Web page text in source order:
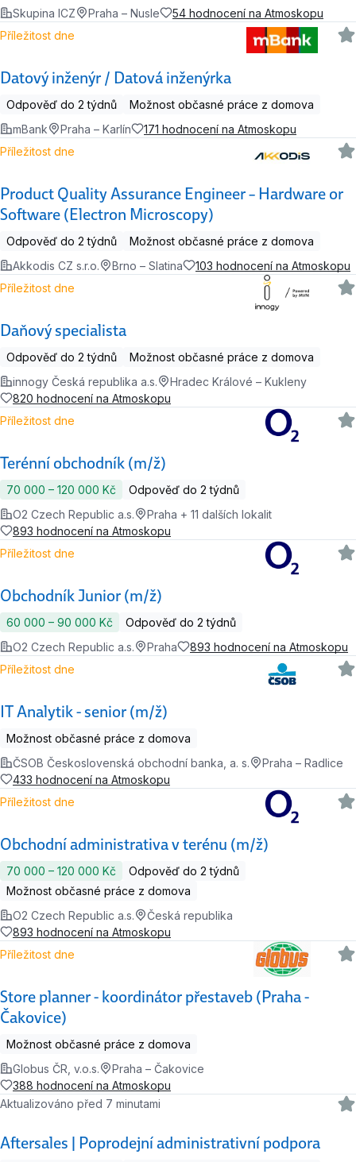
Skupina ICZ Praha – Nusle 54 hodnocení na Atmoskopu
Datový inženýr / Datová inženýrka
Příležitost dne
Odpověď do 2 týdnů
Možnost občasné práce z domova
mBank
Praha – Karlín 171 hodnocení na Atmoskopu
Product Quality Assurance Engineer – Hardware or
Software (Electron Microscopy)
Příležitost dne
Odpověď do 2 týdnů
Možnost občasné práce z domova
Akkodis CZ s.r.o.
Brno – Slatina 103 hodnocení na Atmoskopu
Daňový specialista
Příležitost dne
Odpověď do 2 týdnů
Možnost občasné práce z domova
innogy Česká republika a.s.
Hradec Králové – Kukleny
820 hodnocení na Atmoskopu
Terénní obchodník (m/ž)
Příležitost dne
70 000 ‍–‍ 120 000 Kč
Odpověď do 2 týdnů
O2 Czech Republic a.s.
Praha + 11 dalších lokalit
893 hodnocení na Atmoskopu
Obchodník Junior (m/ž)
Příležitost dne
60 000 ‍–‍ 90 000 Kč
Odpověď do 2 týdnů
O2 Czech Republic a.s.
Praha 893 hodnocení na Atmoskopu
IT Analytik - senior (m/ž)
Příležitost dne
Možnost občasné práce z domova
ČSOB Československá obchodní banka, a. s.
Praha – Radlice
433 hodnocení na Atmoskopu
Obchodní administrativa v terénu (m/ž)
Příležitost dne
70 000 ‍–‍ 120 000 Kč
Odpověď do 2 týdnů
Možnost občasné práce z domova
O2 Czech Republic a.s.
Česká republika
893 hodnocení na Atmoskopu
Store planner - koordinátor přestaveb (Praha -
Čakovice)
Příležitost dne
Možnost občasné práce z domova
Globus ČR, v.o.s.
Praha – Čakovice
388 hodnocení na Atmoskopu
Aftersales | Poprodejní administrativní podpora
Aktualizováno před 7 minutami